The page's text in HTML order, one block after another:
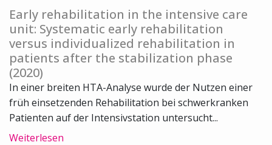
Early rehabilitation in the intensive care
unit: Systematic early rehabilitation
versus individualized rehabilitation in
patients after the stabilization phase
(2020)
In einer breiten HTA-Analyse wurde der Nutzen einer
früh einsetzenden Rehabilitation bei schwerkranken
Patienten auf der Intensivstation untersucht...
Weiterlesen